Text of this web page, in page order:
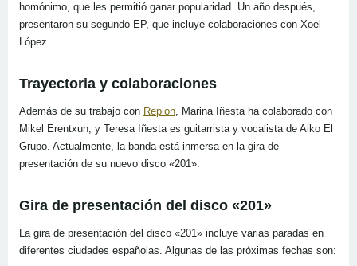
homónimo, que les permitió ganar popularidad. Un año después,
presentaron su segundo EP, que incluye colaboraciones con Xoel
López.
Trayectoria y colaboraciones
Además de su trabajo con Repion, Marina Iñesta ha colaborado con
Mikel Erentxun, y Teresa Iñesta es guitarrista y vocalista de Aiko El
Grupo. Actualmente, la banda está inmersa en la gira de
presentación de su nuevo disco «201».
Gira de presentación del disco «201»
La gira de presentación del disco «201» incluye varias paradas en
diferentes ciudades españolas. Algunas de las próximas fechas son: